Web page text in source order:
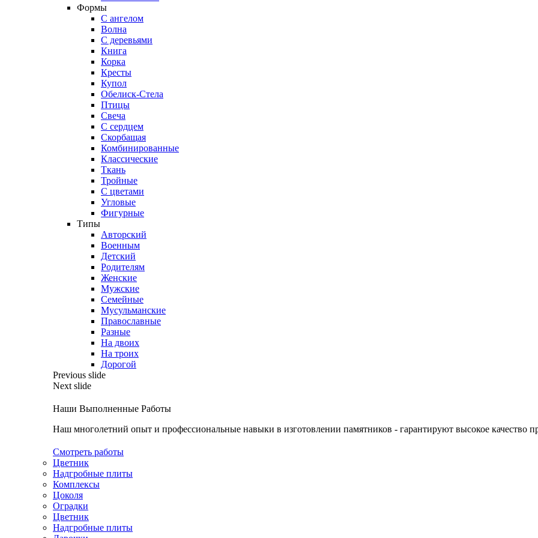
Формы
С ангелом
Волна
С деревьями
Книга
Корка
Кресты
Купол
Обелиск-Стела
Птицы
Свеча
С сердцем
Скорбащая
Комбинированные
Классические
Ткань
Тройные
С цветами
Угловые
Фигурные
Типы
Авторский
Военным
Детский
Родителям
Женские
Мужские
Семейные
Мусульманские
Православные
Разные
На двоих
На троих
Дорогой
Previous slide
Next slide
Наши Выполненные Работы
Наш многолетний опыт и профессиональные навыки в изготовлении памятников - гарантируют высокое качество
Смотреть работы
Цветник
Надгробные плиты
Комплексы
Цоколя
Оградки
Цветник
Надгробные плиты